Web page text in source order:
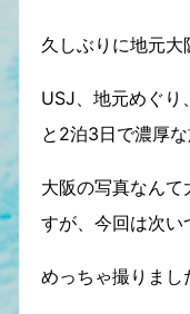
久しぶりに地元大
USJ、地元めぐり
と2泊3日で濃厚な
大阪の写真なん
すが、今回は次い
めっちゃ撮りまし